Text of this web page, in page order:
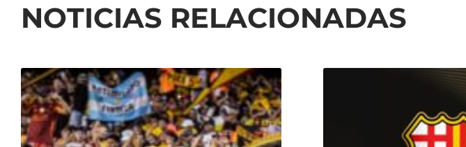
NOTICIAS RELACIONADAS